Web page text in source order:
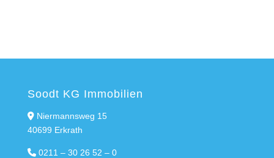
Soodt KG Immobilien
Niermannsweg 15
40699 Erkrath
0211 – 30 26 52 – 0